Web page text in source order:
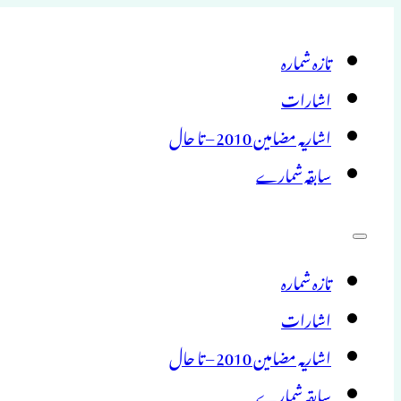
تازہ شمارہ
اشارات
اشاریہ مضامین 2010 – تا حال
سابقہ شمارے
تازہ شمارہ
اشارات
اشاریہ مضامین 2010 – تا حال
سابقہ شمارے